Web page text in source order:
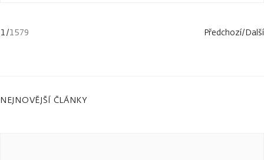
1/1579 Předchozí/Další
NEJNOVĚJŠÍ ČLÁNKY